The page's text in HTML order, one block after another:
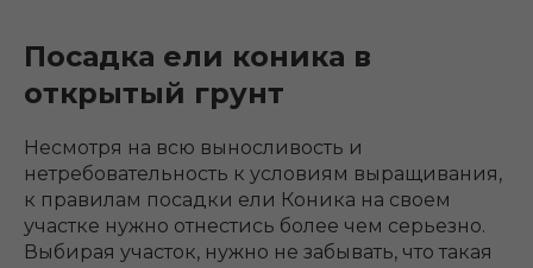
Посадка ели коника в
открытый грунт
Несмотря на всю выносливость и
нетребовательность к условиям выращивания,
к правилам посадки ели Коника на своем
участке нужно отнестись более чем серьезно.
Выбирая участок, нужно не забывать, что такая